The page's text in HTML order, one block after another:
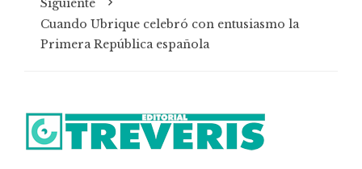
Siguiente
Cuando Ubrique celebró con entusiasmo la
Primera República española